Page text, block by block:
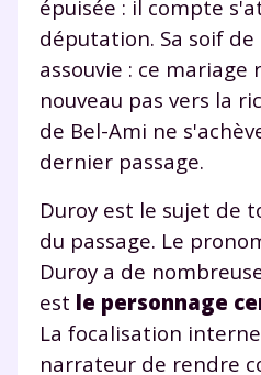
épuisée : il compte
députation. Sa soif
assouvie : ce mariage
nouveau pas vers la
de Bel-Ami ne
dernier passage.
Duroy est le sujet de
du passage. Le
Duroy a de
est le personnage
La focalisation
narrateur de rendre